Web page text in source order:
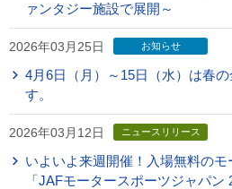
ァンタジー施設で展開～
2026年03月25日 お知らせ
4月6日（月）～15日（水）は春
す。
2026年03月12日 ニュースリリース
いよいよ来週開催！入場無料の
「JAFモータースポーツジャパ